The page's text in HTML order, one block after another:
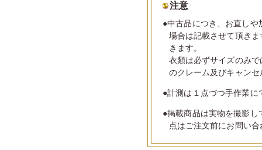
注意
●中古品につき、お直し
場合は記載させて頂き
きます。
衣類は必ずサイズのみ
のクレーム及びキャン
●計測は１点づつ手作業
●掲載商品は実物を撮影
点はご注文前にお問い